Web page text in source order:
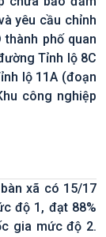
yêu cầu chỉnh
phố quan
Tỉnh lộ 8C
lộ 11A (đoạn
công nghiệp
xã có 15/17
độ 1, đạt 88%
gia mức độ 2.